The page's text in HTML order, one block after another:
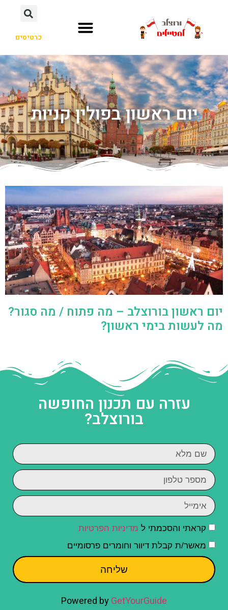
כרטיסים
יום ראשון בפולין קניות
יום ראשון בורוצלב – מה פתוח / מה סגור?
מה לעשות בימי ראשון?
עזרה עם תכנון החופשה
בורוצלב?
קראתי והסכמתי ל מדיניות הפרטיות
מאשר/ת קבלת דיוור וחומרים פרסומיים
שליחה
Powered byGetYourGuide